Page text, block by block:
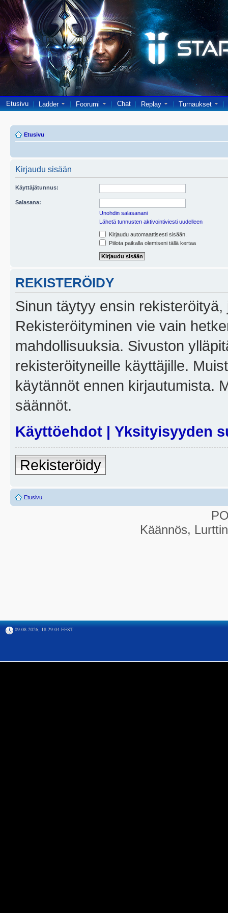
Etusivu Ladder Foorumi Chat Replay Turnaukset
Etusivu
Kirjaudu sisään
Käyttäjätunnus:
Salasana:
Unohdin salasanani
Lähetä tunnusten aktivointiviesti uudelleen
Kirjaudu automaattisesti sisään.
Piilota paikalla olemiseni tällä kertaa
REKISTERÖIDY
Sinun täytyy ensin
Rekisteröityminen vie vain
mahdollisuuksia. Sivuston
rekisteröityneille käyttäjille.
käytännöt ennen kirjautumista.
säännöt.
Käyttöehdot | Yksityisyyden
Rekisteröidy
Etusivu
Käännös,
09.08.2026, 18:29:04 EEST